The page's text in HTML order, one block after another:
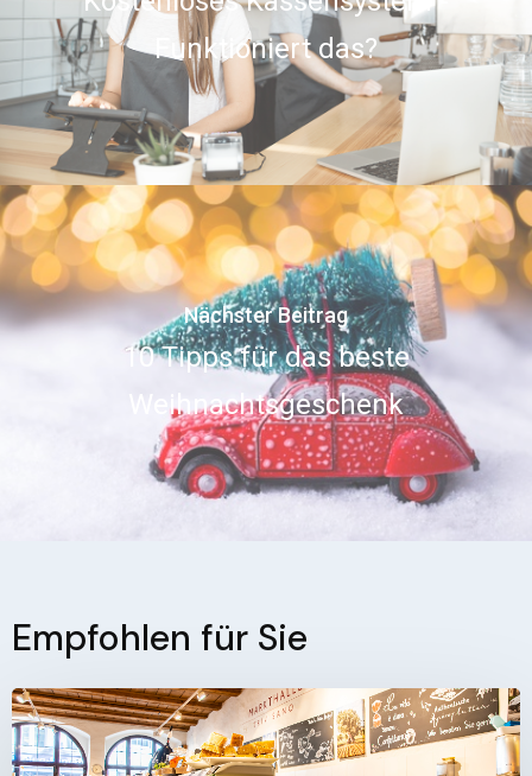
Funktioniert das?
Nächster Beitrag
10 Tipps für das beste
Weihnachtsgeschenk
Empfohlen für Sie